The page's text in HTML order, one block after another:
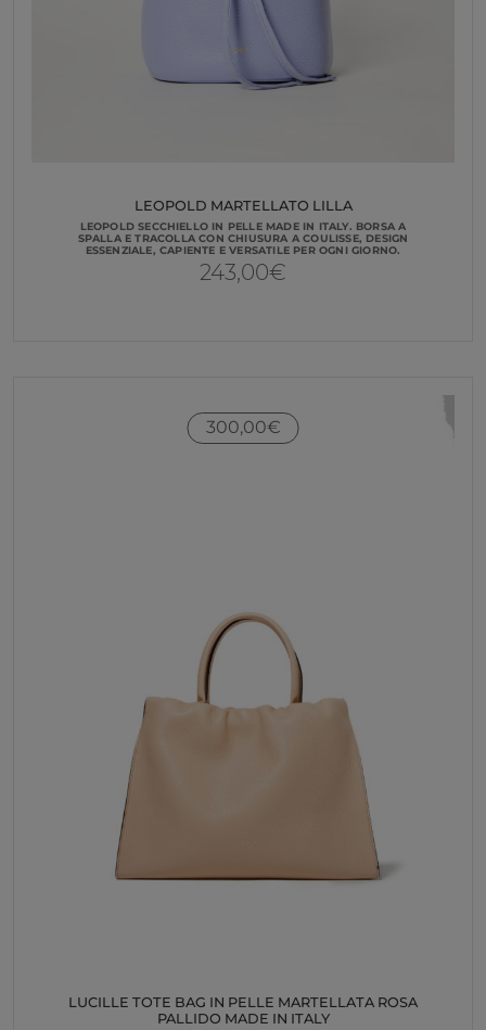
LEOPOLD MARTELLATO LILLA
LEOPOLD SECCHIELLO IN PELLE MADE IN ITALY. BORSA A
SPALLA E TRACOLLA CON CHIUSURA A COULISSE, DESIGN
ESSENZIALE, CAPIENTE E VERSATILE PER OGNI GIORNO.
243,00€
LUCILLE TOTE BAG IN PELLE MARTELLATA ROSA
PALLIDO MADE IN ITALY
300,00€